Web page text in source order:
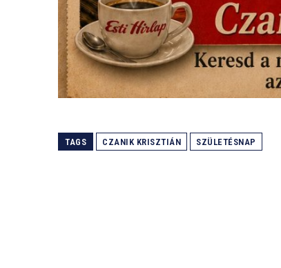
TAGS CZANIK KRISZTIÁN SZÜLETÉSNAP